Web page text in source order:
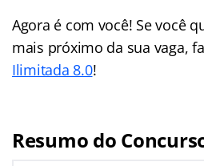
Agora é com você! Se você
mais próximo da sua vaga,
Ilimitada 8.0!
Resumo do